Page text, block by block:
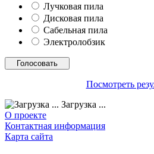
Лучковая пила
Дисковая пила
Сабельная пила
Электролобзик
Посмотреть
Загрузка ...
О проекте
Контактная информация
Карта сайта